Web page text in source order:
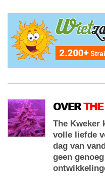
OVER
The Kweker
volle liefde
dag van
geen